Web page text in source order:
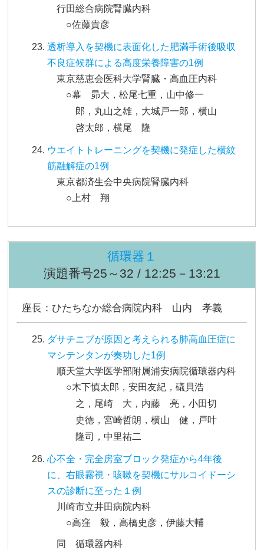
行田総合病院腎臓内科
○佐藤貴彦
透析導入を契機に表面化した肥満手術後吸収
不良症候群による高度栄養障害の1例
東京慈恵会医科大学腎臓・高血圧内科
○幕 昴大，松尾七重，山中修一
郎，丸山之雄，大城戸一郎，横山
啓太郎，横尾 隆
ウエイトトレーニングを契機に発症した横紋
筋融解症の1例
東京都済生会中央病院腎臓内科
○上村 翔
循環器１
演題番号25～32 / 12:25－13:21
座長：ひたちなか総合病院内科 山内 孝義
ダサチニブが原因と考えられる肺高血圧症に
マシテンタンが奏功した1例
順天堂大学医学部附属浦安病院循環器内科
○木下慎太郎，安田友紀，礒貝浩
之，尾崎 大，内藤 亮，小田切
史徳，宮崎哲朗，横山 健，戸叶
隆司，中里祐二
心不全・完全房室ブロック発症から4年後
に、右眼霧視・咳嗽を契機にサルコイドーシ
スの診断に至った１例
川崎市立井田病院内科
○高窪 毅，高橋史彦，伊藤大輔
同 循環器内科